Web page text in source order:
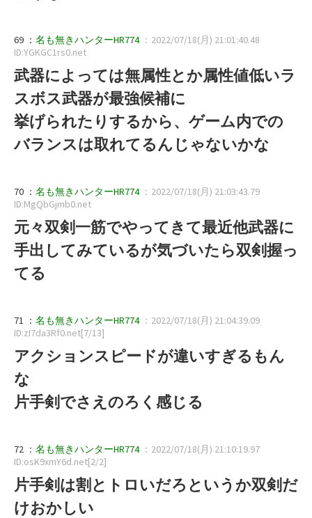
69 ： 名も無きハンターHR774 ：2022/07/18(月) 21:01:40.48
ID:YGKGC1rs0.net
武器によっては無属性とか属性値低いラ
スボス武器が最強候補に
挙げられたりするから、ゲーム内での
バランスは取れてるんじゃないかな
70 ： 名も無きハンターHR774 ：2022/07/18(月) 21:03:43.79
ID:MgQbGjmb0.net
元々双剣一筋でやってきて最近他武器に
手出してみているが気づいたら双剣握っ
てる
71 ： 名も無きハンターHR774 ：2022/07/18(月) 21:04:39.09
ID:zI7da3Rf0.net[7/13]
アクションスピードが違いすぎるもん
な
片手剣でさえのろく感じる
72 ： 名も無きハンターHR774 ：2022/07/18(月) 21:10:19.97
ID:osK9xmY6d.net[2/2]
片手剣は割とトロいだろというか双剣だ
けおかしい